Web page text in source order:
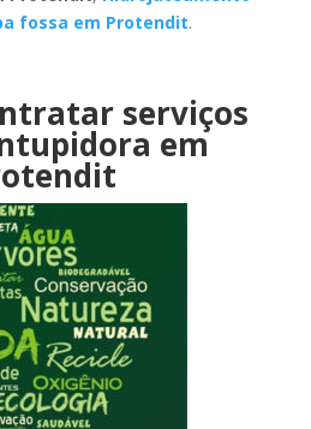
fossa em Protendit.
serviços
em